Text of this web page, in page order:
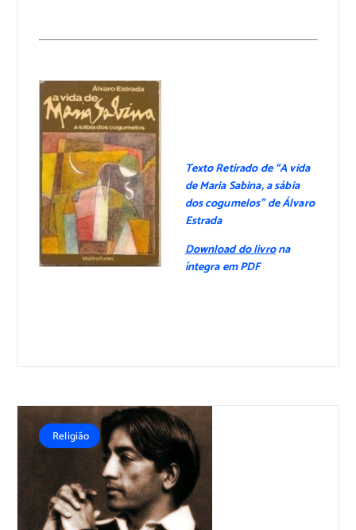
Texto Retirado de “A vida
de Maria Sabina, a sábia
dos cogumelos” de Álvaro
Estrada
Download do livrona
íntegra em PDF
Religião